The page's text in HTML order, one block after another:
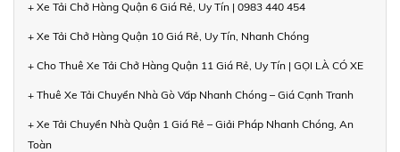
+ Xe Tải Chở Hàng Quận 6 Giá Rẻ, Uy Tín | 0983 440 454
+ Xe Tải Chở Hàng Quận 10 Giá Rẻ, Uy Tín, Nhanh Chóng
+ Cho Thuê Xe Tải Chở Hàng Quận 11 Giá Rẻ, Uy Tín | GỌI LÀ CÓ XE
+ Thuê Xe Tải Chuyển Nhà Gò Vấp Nhanh Chóng – Giá Cạnh Tranh
+ Xe Tải Chuyển Nhà Quận 1 Giá Rẻ – Giải Pháp Nhanh Chóng, An
Toàn